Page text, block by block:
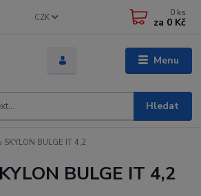
Menu
CZK
Hledat
0 ks
za 0 Kč
SKYLON BULGE IT 4,2
BULGE IT 4,2